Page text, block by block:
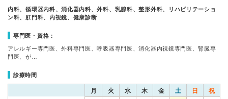
内科、循環器内科、消化器内科、外科、乳腺科、整形外科、リハビリテーショ
ン科、肛門科、内視鏡、健康診断
専門医・資格：
アレルギー専門医、外科専門医、呼吸器専門医、消化器内視鏡専門医、腎臓専
門医、が…
診療時間
月 火 水 木 金 土 日 祝